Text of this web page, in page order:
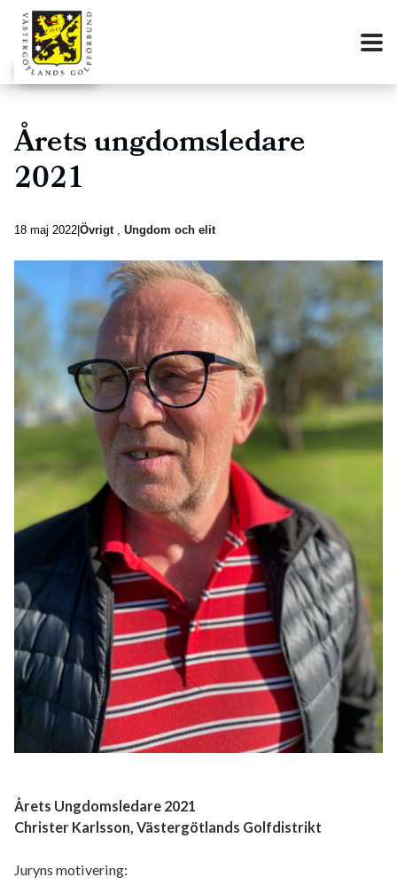
Årets ungdomsledare
2021
18 maj 2022 Övrigt, Ungdom och elit
Årets Ungdomsledare 2021
Christer Karlsson, Västergötlands Golfdistrikt
Juryns motivering: